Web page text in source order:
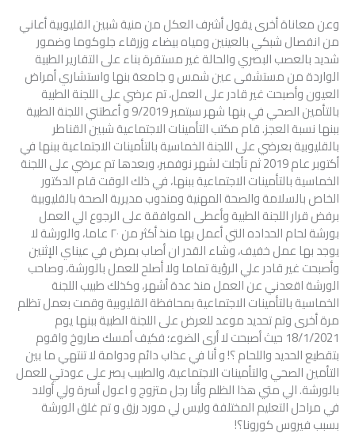
وعن معاناة أخرى يقول أشرف العكل من منية شبين القليوبية أعاني
من انفصال شبكي بالعينين ومياه بيضاء وزرقاء جلوكوما وضمور
شديد بالعصب البصري والحالة غير مستقرة بناء على التقارير الطبية
الواردة من مستشفى عين شمس و جامعة بنها واستشاري أمراض
العيون وأصبحت غير قادر على العمل، تم عرضي على اللجنة الطبية
بالتأمين الصحي في بنها شهر سبتمبر 9/2019 و أعطتني اللجنة الطبية
ببنها نسبة العجز. قام مكتب التأمينات الاجتماعية شبين القناطر
بالقليوبية بعرضي على اللجنة الخماسية بالتأمينات الاجتماعية ببنها في
أكتوبر عام 2019 ثم تأجلت لشهر نوفمبر، وبعدها تم عرضي على اللجنة
الخماسية بالتأمينات الاجتماعية ببنها، في ذلك الوقت قام الدكتور
الخاص بالسلامة والصحة المهنية ومندوب مديرية الصحة بالقليوبية
برفض قرار اللجنة الطبية وأعطى الموافقة على الرجوع الي العمل
بورشة لحام الحداده التي أعمل بها منذ أكثر من ٢٠ عاما، والورشة لا
يوجد بها عمل خفيف، وشاء القدر ان أصاب بمرض في عيناي الإثنين
وأصبحت غير قادر علي الرؤية تماما ولا أصلح للعمل بالورشة، وصاحب
الورشة اقعدني عن العمل منذ عدة أشهر، وكذلك طبيب اللجنة
الخماسية بالتأمينات الاجتماعية بمحافظة القليوبية وقمت بعمل تظلم
مرة أخرى وتم تحديد موعد للعرض على اللجنة الطبية ببنها يوم
18/1/2021 حيث أصبحت لا أرى الضوء؛ فكيف أمسك صاروخ واقوم
بتقطيع الحديد واللحام ؟! و أنا في عذاب دائم ودوامة لا تنتهي ما بين
التأمين الصحي والتأمينات الاجتماعية، والطبيب يصر على عودتي للعمل
بالورشة. الي متي هذا الظلم وأنا رجل متزوج و اعول أسرة ولي أولاد
في مراحل التعليم المختلفة وليس لي مورد رزق و تم غلق الورشة
بسبب فيروس كورونا؟!